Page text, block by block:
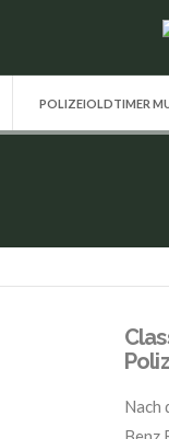
POLIZEIOLDTIMER
Nach